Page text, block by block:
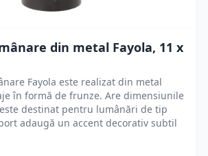
din metal Fayola, 11 x
Fayola este realizat din metal
în formă de frunze. Are dimensiunile
destinat pentru lumânări de tip
adaugă un accent decorativ subtil